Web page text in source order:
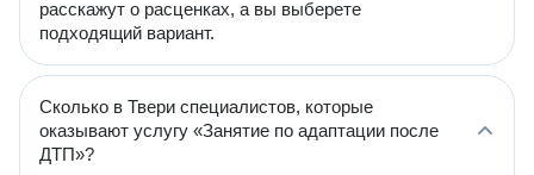
расскажут о расценках, а вы выберете
подходящий вариант.
Сколько в Твери специалистов, которые
оказывают услугу «Занятие по адаптации после
ДТП»?